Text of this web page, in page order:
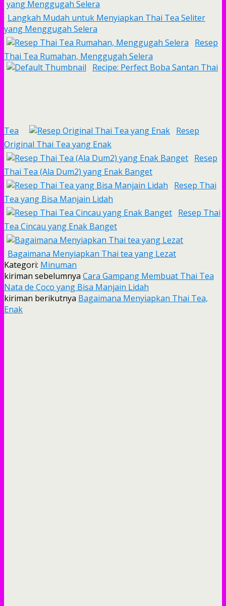
Langkah Mudah untuk Menyiapkan Thai Tea Seliter
yang Menggugah Selera
Resep
Thai Tea Rumahan, Menggugah Selera
Recipe: Perfect Boba Santan Thai
Tea
Resep
Original Thai Tea yang Enak
Resep
Thai Tea (Ala Dum2) yang Enak Banget
Resep Thai
Tea yang Bisa Manjain Lidah
Resep Thai
Tea Cincau yang Enak Banget
Bagaimana Menyiapkan Thai tea yang Lezat
Kategori: Minuman
kiriman sebelumnya Cara Gampang Membuat Thai Tea
Nata de Coco yang Bisa Manjain Lidah
kiriman berikutnya Bagaimana Menyiapkan Thai Tea,
Enak